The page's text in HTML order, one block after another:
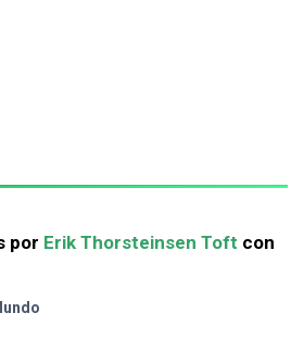
por Erik Thorsteinsen Toft con